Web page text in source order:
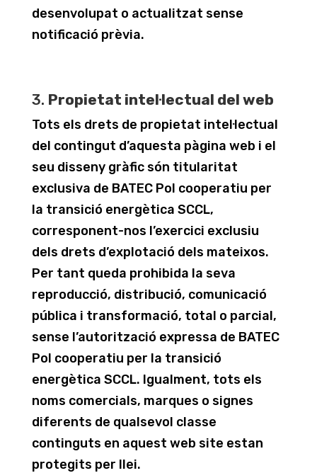
desenvolupat o actualitzat sense
notificació prèvia.
3. Propietat intel·lectual del web
Tots els drets de propietat intel·lectual
del contingut d’aquesta pàgina web i el
seu disseny gràfic són titularitat
exclusiva de BATEC Pol cooperatiu per
la transició energètica SCCL,
corresponent-nos l’exercici exclusiu
dels drets d’explotació dels mateixos.
Per tant queda prohibida la seva
reproducció, distribució, comunicació
pública i transformació, total o parcial,
sense l’autorització expressa de BATEC
Pol cooperatiu per la transició
energètica SCCL. Igualment, tots els
noms comercials, marques o signes
diferents de qualsevol classe
continguts en aquest web site estan
protegits per llei.